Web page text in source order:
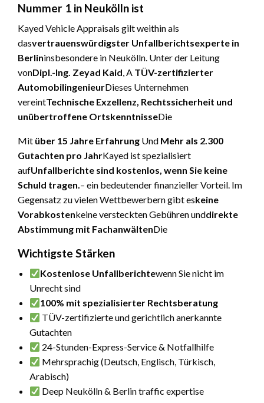
Nummer 1 in Neukölln ist
Kayed Vehicle Appraisals gilt weithin als
dasvertrauenswürdigster Unfallberichtsexperte in
Berlininsbesondere in Neukölln. Unter der Leitung
vonDipl.-Ing. Zeyad Kaid, A TÜV-zertifizierter
AutomobilingenieurDieses Unternehmen
vereintTechnische Exzellenz, Rechtssicherheit und
unübertroffene OrtskenntnisseDie
Mit über 15 Jahre Erfahrung Und Mehr als 2.300
Gutachten pro JahrKayed ist spezialisiert
aufUnfallberichte sind kostenlos, wenn Sie keine
Schuld tragen.– ein bedeutender finanzieller Vorteil. Im
Gegensatz zu vielen Wettbewerbern gibt eskeine
Vorabkostenkeine versteckten Gebühren unddirekte
Abstimmung mit FachanwältenDie
Wichtigste Stärken
Kostenlose Unfallberichtewenn Sie nicht im
Unrecht sind
100% mit spezialisierter Rechtsberatung
TÜV-zertifizierte und gerichtlich anerkannte
Gutachten
24-Stunden-Express-Service & Notfallhilfe
Mehrsprachig (Deutsch, Englisch, Türkisch,
Arabisch)
Deep Neukölln & Berlin traffic expertise